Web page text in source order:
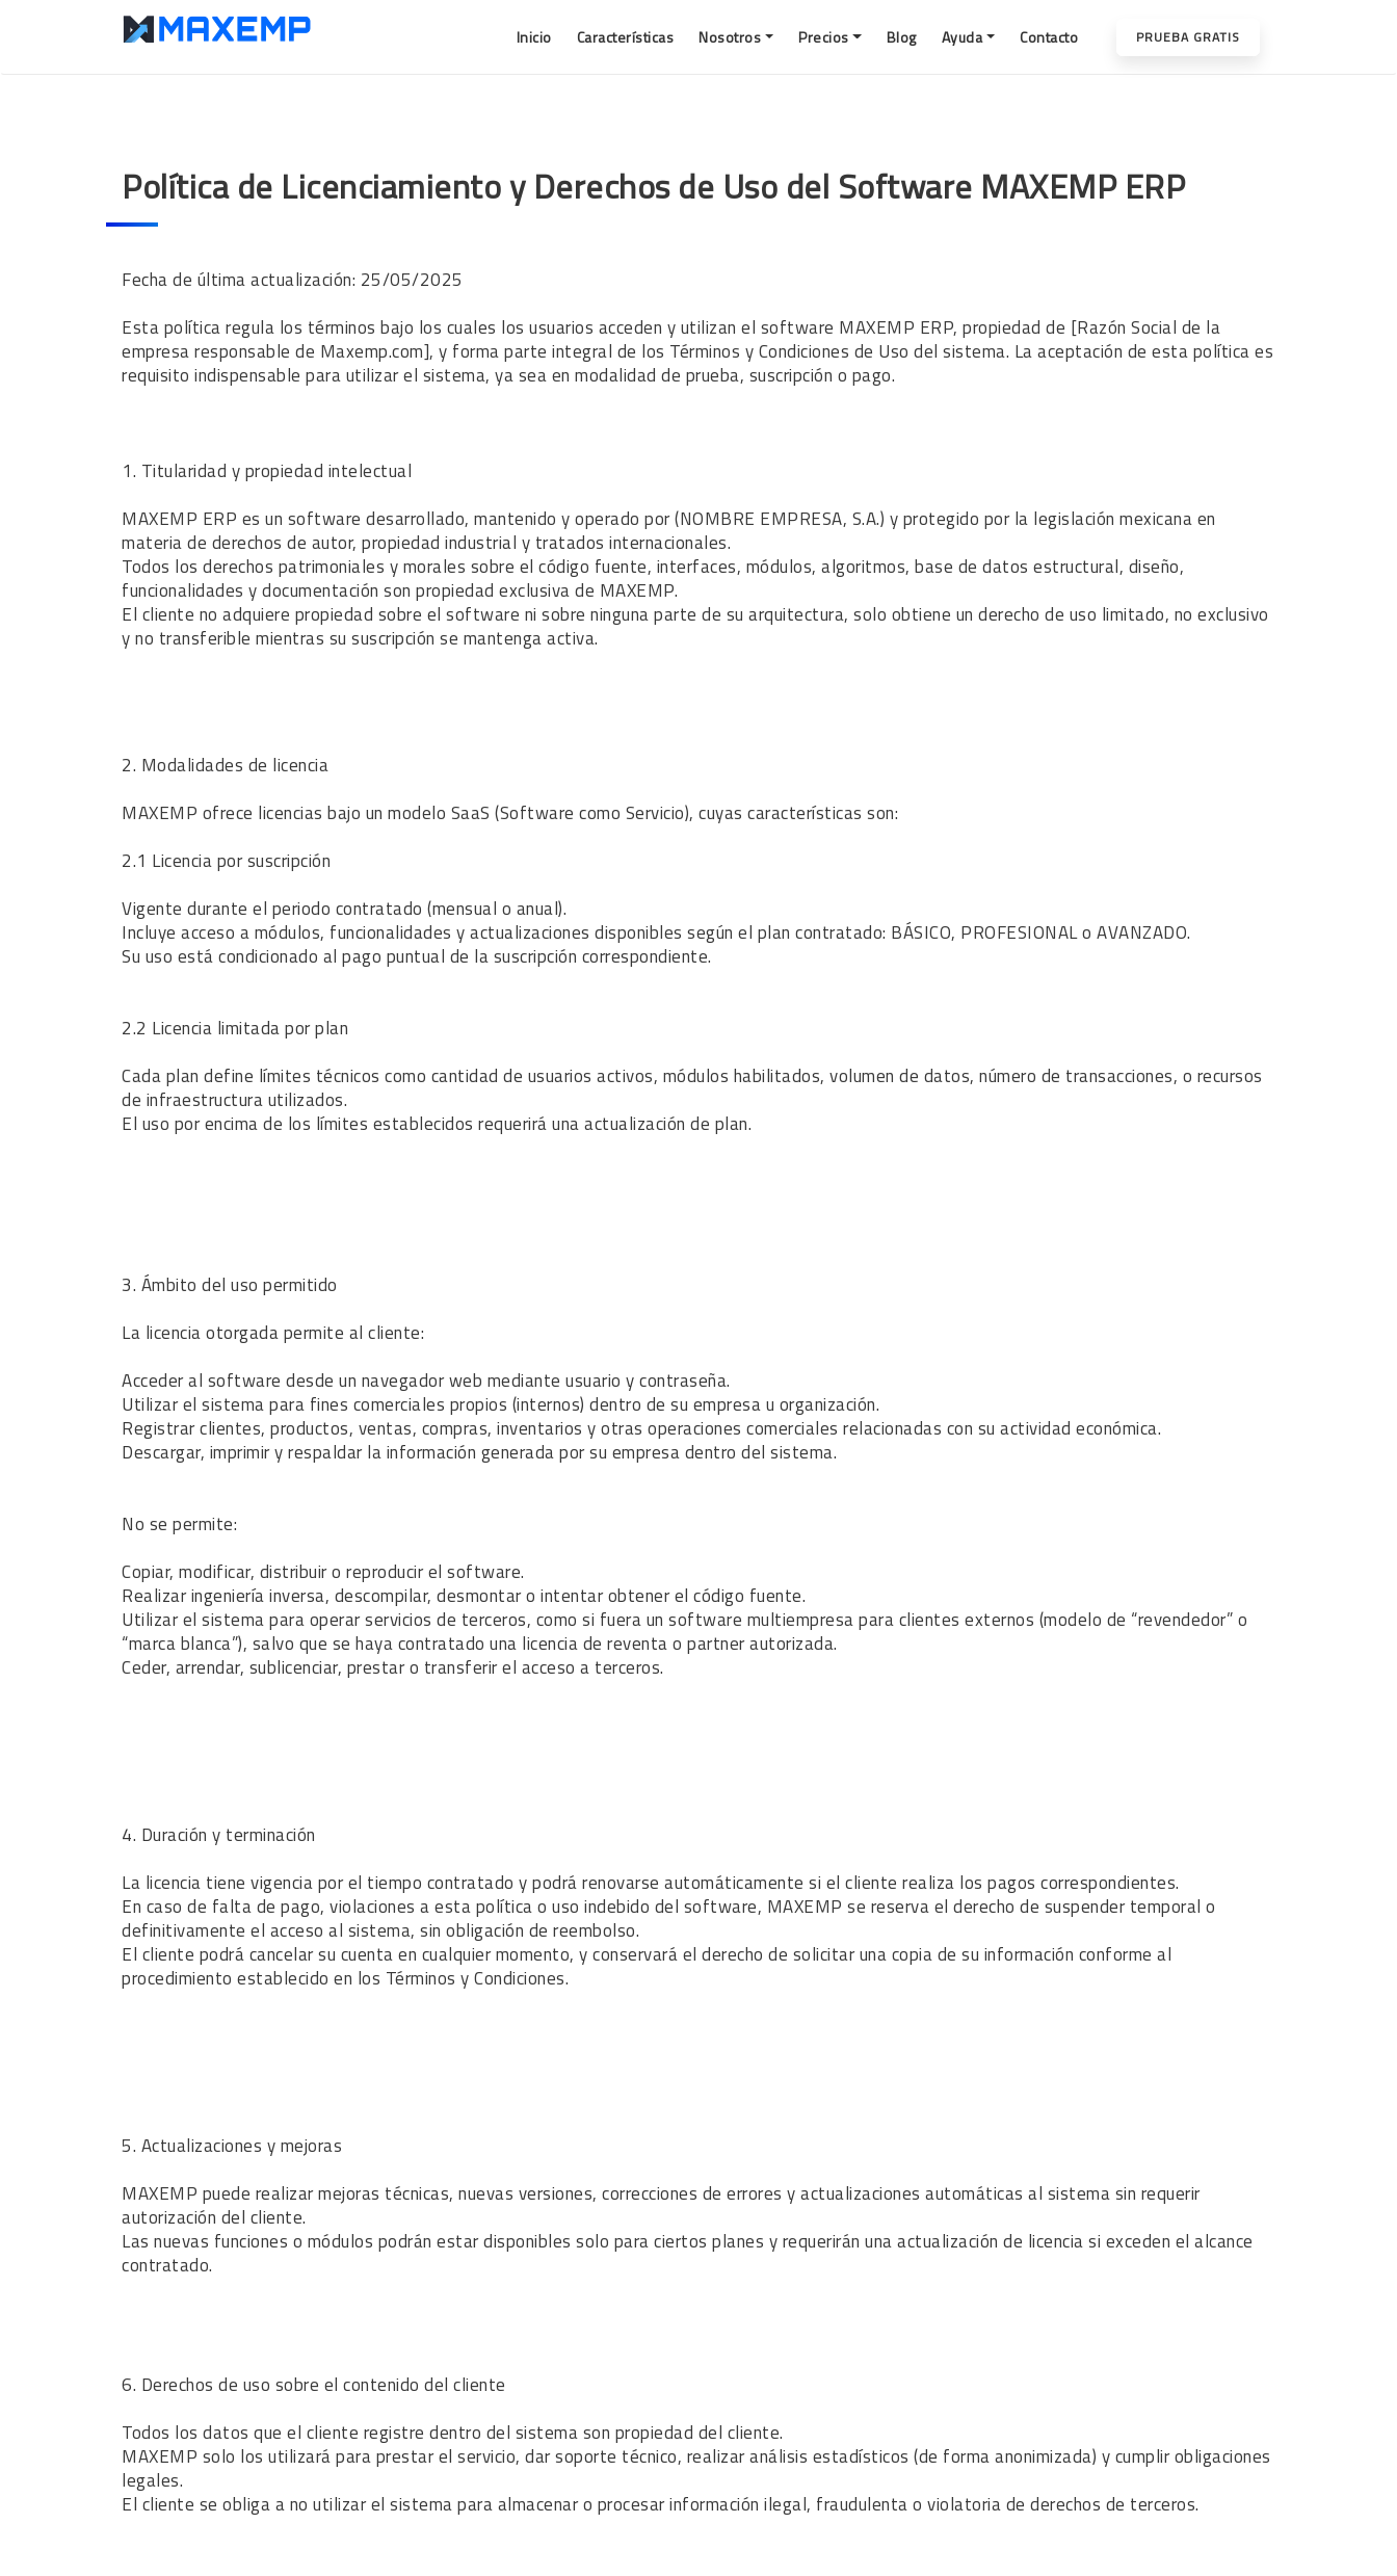
Inicio Características Nosotros Precios Blog Ayuda Contacto PRUEBA GRATIS
Política de Licenciamiento y Derechos de Uso del Software MAXEMP ERP
Fecha de última actualización: 25/05/2025
Esta política regula los términos bajo los cuales los usuarios acceden y utilizan el software MAXEMP ERP, propiedad de [Razón Social de la
empresa responsable de Maxemp.com], y forma parte integral de los Términos y Condiciones de Uso del sistema. La aceptación de esta política es
requisito indispensable para utilizar el sistema, ya sea en modalidad de prueba, suscripción o pago.
1. Titularidad y propiedad intelectual
MAXEMP ERP es un software desarrollado, mantenido y operado por (NOMBRE EMPRESA, S.A.) y protegido por la legislación mexicana en
materia de derechos de autor, propiedad industrial y tratados internacionales.
Todos los derechos patrimoniales y morales sobre el código fuente, interfaces, módulos, algoritmos, base de datos estructural, diseño,
funcionalidades y documentación son propiedad exclusiva de MAXEMP.
El cliente no adquiere propiedad sobre el software ni sobre ninguna parte de su arquitectura, solo obtiene un derecho de uso limitado, no exclusivo
y no transferible mientras su suscripción se mantenga activa.
2. Modalidades de licencia
MAXEMP ofrece licencias bajo un modelo SaaS (Software como Servicio), cuyas características son:
2.1 Licencia por suscripción
Vigente durante el periodo contratado (mensual o anual).
Incluye acceso a módulos, funcionalidades y actualizaciones disponibles según el plan contratado: BÁSICO, PROFESIONAL o AVANZADO.
Su uso está condicionado al pago puntual de la suscripción correspondiente.
2.2 Licencia limitada por plan
Cada plan define límites técnicos como cantidad de usuarios activos, módulos habilitados, volumen de datos, número de transacciones, o recursos
de infraestructura utilizados.
El uso por encima de los límites establecidos requerirá una actualización de plan.
3. Ámbito del uso permitido
La licencia otorgada permite al cliente:
Acceder al software desde un navegador web mediante usuario y contraseña.
Utilizar el sistema para fines comerciales propios (internos) dentro de su empresa u organización.
Registrar clientes, productos, ventas, compras, inventarios y otras operaciones comerciales relacionadas con su actividad económica.
Descargar, imprimir y respaldar la información generada por su empresa dentro del sistema.
No se permite:
Copiar, modificar, distribuir o reproducir el software.
Realizar ingeniería inversa, descompilar, desmontar o intentar obtener el código fuente.
Utilizar el sistema para operar servicios de terceros, como si fuera un software multiempresa para clientes externos (modelo de “revendedor” o
“marca blanca”), salvo que se haya contratado una licencia de reventa o partner autorizada.
Ceder, arrendar, sublicenciar, prestar o transferir el acceso a terceros.
4. Duración y terminación
La licencia tiene vigencia por el tiempo contratado y podrá renovarse automáticamente si el cliente realiza los pagos correspondientes.
En caso de falta de pago, violaciones a esta política o uso indebido del software, MAXEMP se reserva el derecho de suspender temporal o
definitivamente el acceso al sistema, sin obligación de reembolso.
El cliente podrá cancelar su cuenta en cualquier momento, y conservará el derecho de solicitar una copia de su información conforme al
procedimiento establecido en los Términos y Condiciones.
5. Actualizaciones y mejoras
MAXEMP puede realizar mejoras técnicas, nuevas versiones, correcciones de errores y actualizaciones automáticas al sistema sin requerir
autorización del cliente.
Las nuevas funciones o módulos podrán estar disponibles solo para ciertos planes y requerirán una actualización de licencia si exceden el alcance
contratado.
6. Derechos de uso sobre el contenido del cliente
Todos los datos que el cliente registre dentro del sistema son propiedad del cliente.
MAXEMP solo los utilizará para prestar el servicio, dar soporte técnico, realizar análisis estadísticos (de forma anonimizada) y cumplir obligaciones
legales.
El cliente se obliga a no utilizar el sistema para almacenar o procesar información ilegal, fraudulenta o violatoria de derechos de terceros.